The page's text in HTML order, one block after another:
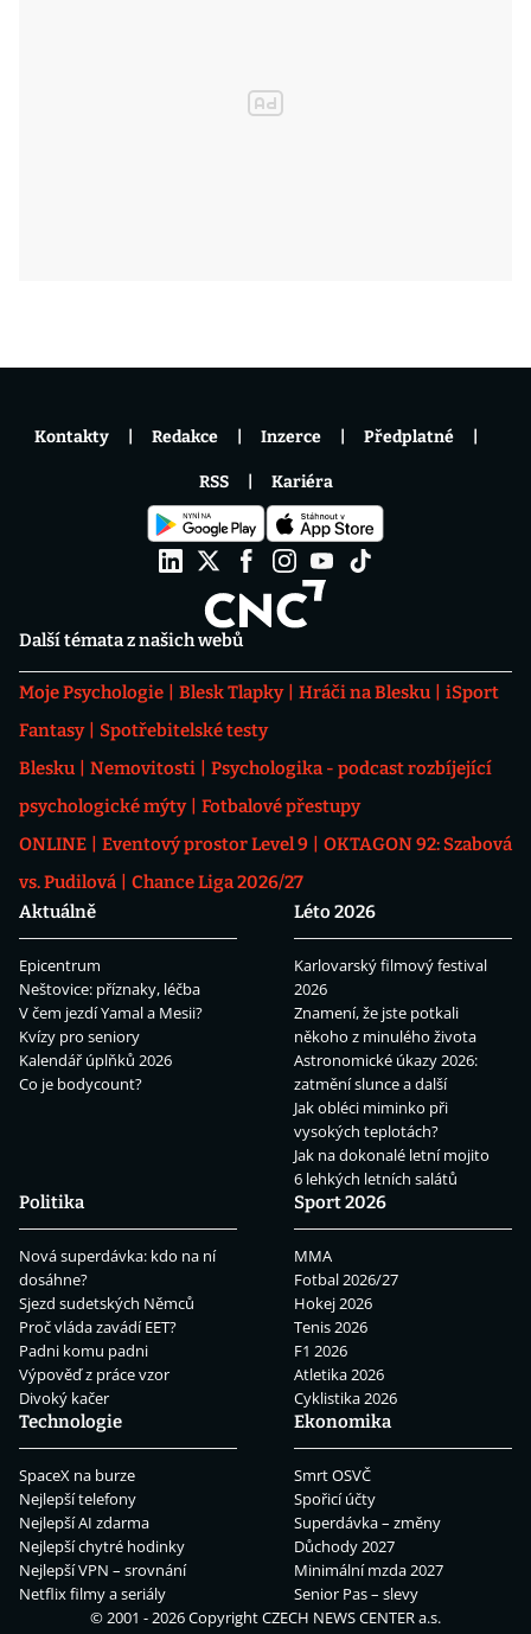
Další témata z našich webů
Moje Psychologie Blesk Tlapky Hráči na Blesku
iSport
Fantasy
Spotřebitelské testy
Blesku
Nemovitosti
Psychologika - podcast rozbíjející
psychologické mýty
Fotbalové přestupy
ONLINE
Eventový prostor Level 9
OKTAGON 92: Szabová
vs. Pudilová
Chance Liga 2026/27
Aktuálně
Epicentrum
Neštovice: příznaky, léčba
V čem jezdí Yamal a Mesii?
Kvízy pro seniory
Kalendář úplňků 2026
Co je bodycount?
Léto 2026
Karlovarský filmový festival
2026
Znamení, že jste potkali
někoho z minulého života
Astronomické úkazy 2026:
zatmění slunce a další
Jak obléci miminko při
vysokých teplotách?
Jak na dokonalé letní mojito
6 lehkých letních salátů
Politika
Nová superdávka: kdo na ní
dosáhne?
Sjezd sudetských Němců
Proč vláda zavádí EET?
Padni komu padni
Výpověď z práce vzor
Divoký kačer
Sport 2026
MMA
Fotbal 2026/27
Hokej 2026
Tenis 2026
F1 2026
Atletika 2026
Cyklistika 2026
Technologie
SpaceX na burze
Nejlepší telefony
Nejlepší AI zdarma
Nejlepší chytré hodinky
Nejlepší VPN – srovnání
Netflix filmy a seriály
Ekonomika
Smrt OSVČ
Spořicí účty
Superdávka – změny
Důchody 2027
Minimální mzda 2027
Senior Pas – slevy
Kontakty Redakce Inzerce Předplatné
RSS Kariéra
© 2001 - 2026 CopyrightCZECH NEWS CENTER a.s.